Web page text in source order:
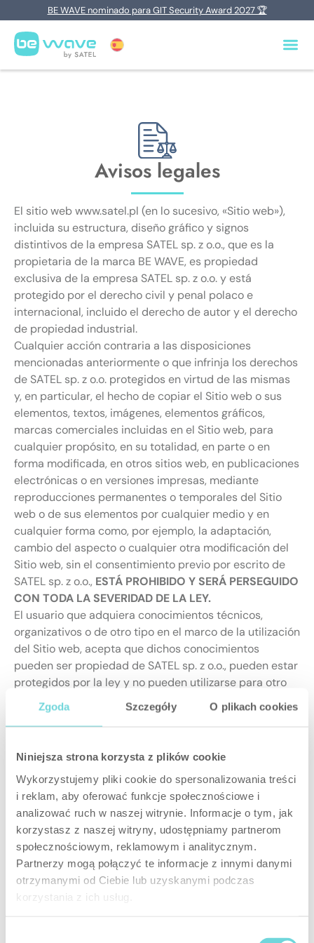
Zgoda Szczegóły O plikach cookies
Niniejsza strona korzysta z plików cookie
Wykorzystujemy pliki cookie do spersonalizowania treści
i reklam, aby oferować funkcje społecznościowe i
analizować ruch w naszej witrynie. Informacje o tym, jak
korzystasz z naszej witryny, udostępniamy partnerom
społecznościowym, reklamowym i analitycznym.
Partnerzy mogą połączyć te informacje z innymi danymi
otrzymanymi od Ciebie lub uzyskanymi podczas
korzystania z ich usług.
BE WAVE nominado para GIT Security Award 2027 🏆
Avisos legales
El sitio web www.satel.pl (en lo sucesivo, «Sitio web»),
incluida su estructura, diseño gráfico y signos
distintivos de la empresa SATEL sp. z o.o., que es la
propietaria de la marca BE WAVE, es propiedad
exclusiva de la empresa SATEL sp. z o.o. y está
protegido por el derecho civil y penal polaco e
internacional, incluido el derecho de autor y el derecho
de propiedad industrial.
Cualquier acción contraria a las disposiciones
mencionadas anteriormente o que infrinja los derechos
de SATEL sp. z o.o. protegidos en virtud de las mismas
y, en particular, el hecho de copiar el Sitio web o sus
elementos, textos, imágenes, elementos gráficos,
marcas comerciales incluidas en el Sitio web, para
cualquier propósito, en su totalidad, en parte o en
forma modificada, en otros sitios web, en publicaciones
electrónicas o en versiones impresas, mediante
reproducciones permanentes o temporales del Sitio
web o de sus elementos por cualquier medio y en
cualquier forma como, por ejemplo, la adaptación,
cambio del aspecto o cualquier otra modificación del
Sitio web, sin el consentimiento previo por escrito de
SATEL sp. z o.o., ESTÁ PROHIBIDO Y SERÁ PERSEGUIDO
CON TODA LA SEVERIDAD DE LA LEY.
El usuario que adquiera conocimientos técnicos,
organizativos o de otro tipo en el marco de la utilización
del Sitio web, acepta que dichos conocimientos
pueden ser propiedad de SATEL sp. z o.o., pueden estar
protegidos por la ley y no pueden utilizarse para otro
fin que el indicado expresamente por SATEL sp. z o.o.,
en particular, no pueden utilizarse de manera contraria
ley.
Los materiales facilitados por SATEL sp. z o.o. en el
marco del Sitio web son de carácter meramente
informativo y general y no deben constituir base para
el emprendimiento de cualquier acción o toma de
cualquier decisión relacionada con la protección de los
inmuebles y de los bienes. Dicha base debe ser un
análisis realizado por un profesional debidamente
cualificado (por ejemplo, un instalador) que tenga en
cuenta la situación real.